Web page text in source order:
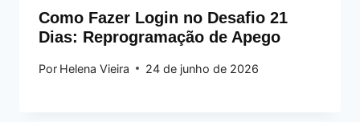
Como Fazer Login no Desafio 21
Dias: Reprogramação de Apego
Por Helena Vieira 24 de junho de 2026